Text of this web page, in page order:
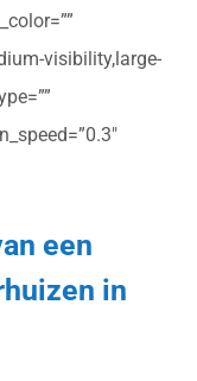
visibility,large-
een
in